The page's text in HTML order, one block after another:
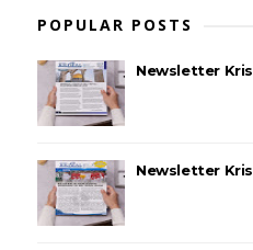
POPULAR POSTS
Newsletter
Newsletter